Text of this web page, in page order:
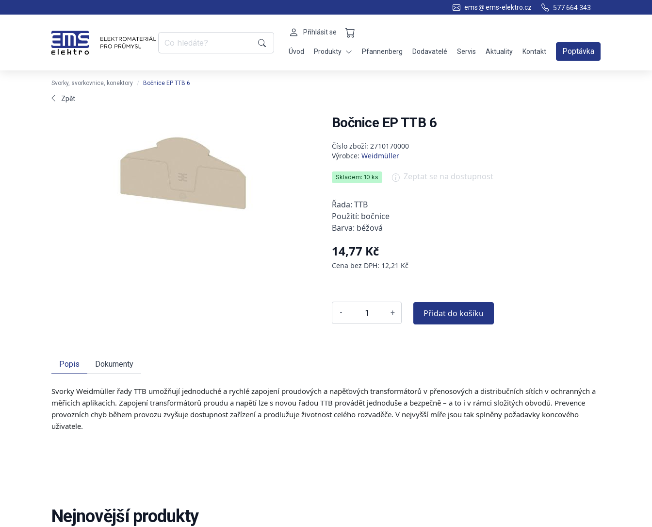
ems ems-elektro.cz 577 664 343
Přihlásit se
Úvod Produkty Pfannenberg Dodavatelé Servis Aktuality Kontakt Poptávka
Svorky, svorkovnice, konektory Bočnice EP TTB 6
Zpět
Bočnice EP TTB 6
Číslo zboží: 2710170000
Výrobce: Weidmüller
Skladem: 10 ks Zeptat se na dostupnost
Řada: TTB
Použití: bočnice
Barva: béžová
14,77 Kč
Cena bez DPH: 12,21 Kč
- + Přidat do košíku
Popis Dokumenty
Svorky Weidmüller řady TTB umožňují jednoduché a rychlé zapojení proudových a napěťových transformátorů v přenosových a distribučních sítích v ochranných a
měřicích aplikacích. Zapojení transformátorů proudu a napětí lze s novou řadou TTB provádět jednoduše a bezpečně – a to i v rámci složitých obvodů. Prevence
provozních chyb během provozu zvyšuje dostupnost zařízení a prodlužuje životnost celého rozvaděče. V nejvyšší míře jsou tak splněny požadavky koncového
uživatele.
Nejnovější produkty